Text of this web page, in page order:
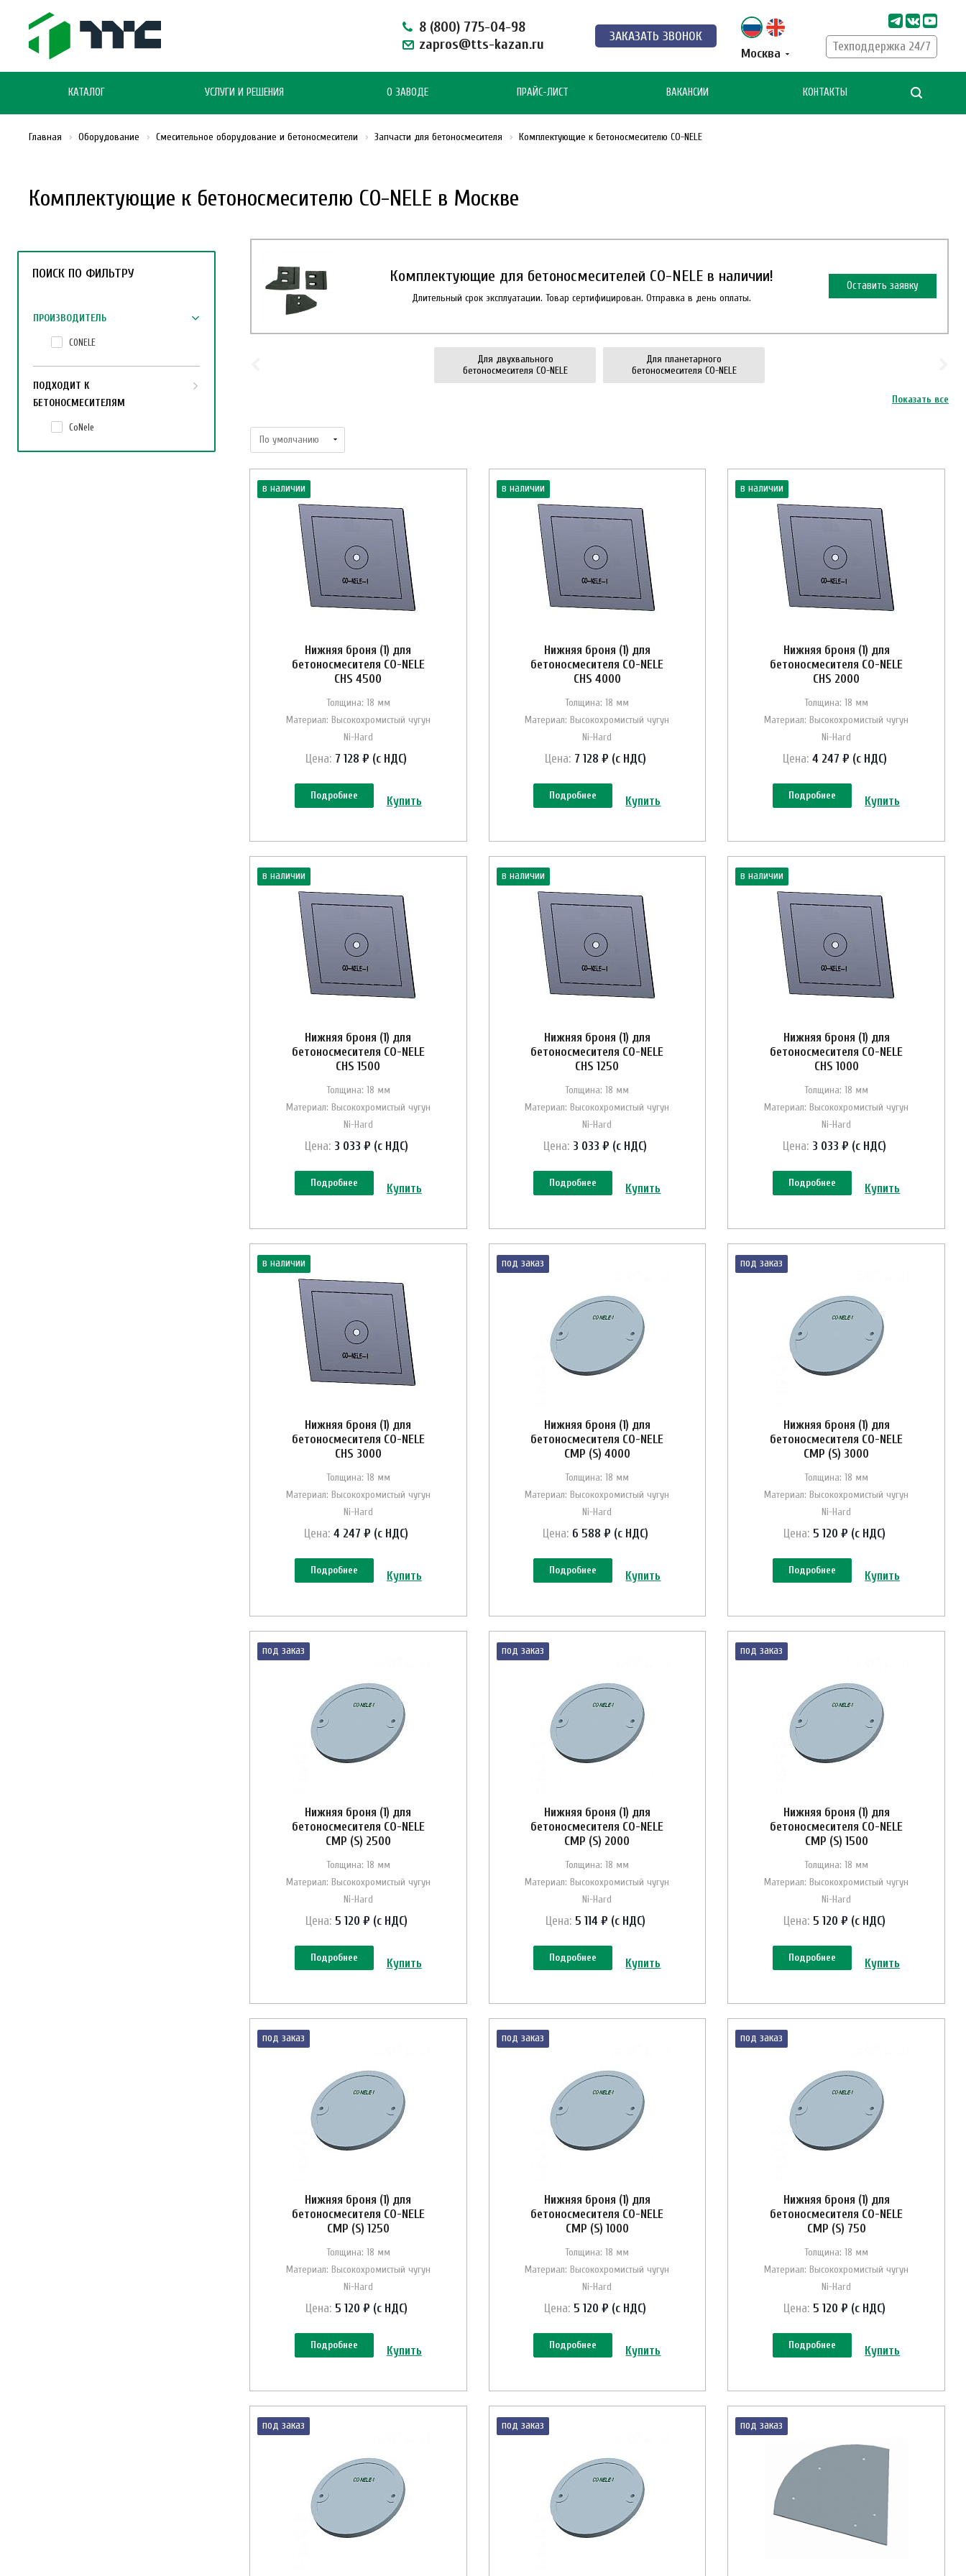
8 (800) 775-04-98
zapros@tts-kazan.ru
ЗАКАЗАТЬ ЗВОНОК
Москва
Техподдержка 24/7
КАТАЛОГ УСЛУГИ И РЕШЕНИЯ О ЗАВОДЕ ПРАЙС-ЛИСТ ВАКАНСИИ КОНТАКТЫ
Комплектующие к бетоносмесителю CO-NELE в Москве
Главная Оборудование Смесительное оборудование и бетоносмесители Запчасти для бетоносмесителя Комплектующие к бетоносмесителю CO-NELE
Комплектующие для бетоносмесителей CO-NELE в наличии!
Длительный срок эксплуатации. Товар сертифицирован. Отправка в день оплаты.
Оставить заявку
Для двухвального
бетоносмесителя CO-NELE
Для планетарного
бетоносмесителя CO-NELE
Показать все
в наличии
Нижняя броня (1) для
бетоносмесителя CO-NELE
CHS 4500
Толщина: 18 мм
Материал: Высокохромистый чугун
Ni-Hard
Цена: 7 128 ₽ (с НДС)
Подробнее Купить
в наличии
Нижняя броня (1) для
бетоносмесителя CO-NELE
CHS 4000
Толщина: 18 мм
Материал: Высокохромистый чугун
Ni-Hard
Цена: 7 128 ₽ (с НДС)
Подробнее Купить
в наличии
Нижняя броня (1) для
бетоносмесителя CO-NELE
CHS 2000
Толщина: 18 мм
Материал: Высокохромистый чугун
Ni-Hard
Цена: 4 247 ₽ (с НДС)
Подробнее Купить
в наличии
Нижняя броня (1) для
бетоносмесителя CO-NELE
CHS 1500
Толщина: 18 мм
Материал: Высокохромистый чугун
Ni-Hard
Цена: 3 033 ₽ (с НДС)
Подробнее Купить
в наличии
Нижняя броня (1) для
бетоносмесителя CO-NELE
CHS 1250
Толщина: 18 мм
Материал: Высокохромистый чугун
Ni-Hard
Цена: 3 033 ₽ (с НДС)
Подробнее Купить
в наличии
Нижняя броня (1) для
бетоносмесителя CO-NELE
CHS 1000
Толщина: 18 мм
Материал: Высокохромистый чугун
Ni-Hard
Цена: 3 033 ₽ (с НДС)
Подробнее Купить
в наличии
Нижняя броня (1) для
бетоносмесителя CO-NELE
CHS 3000
Толщина: 18 мм
Материал: Высокохромистый чугун
Ni-Hard
Цена: 4 247 ₽ (с НДС)
Подробнее Купить
под заказ
Нижняя броня (1) для
бетоносмесителя CO-NELE
CMP (S) 4000
Толщина: 18 мм
Материал: Высокохромистый чугун
Ni-Hard
Цена: 6 588 ₽ (с НДС)
Подробнее Купить
под заказ
Нижняя броня (1) для
бетоносмесителя CO-NELE
CMP (S) 3000
Толщина: 18 мм
Материал: Высокохромистый чугун
Ni-Hard
Цена: 5 120 ₽ (с НДС)
Подробнее Купить
под заказ
Нижняя броня (1) для
бетоносмесителя CO-NELE
CMP (S) 2500
Толщина: 18 мм
Материал: Высокохромистый чугун
Ni-Hard
Цена: 5 120 ₽ (с НДС)
Подробнее Купить
под заказ
Нижняя броня (1) для
бетоносмесителя CO-NELE
CMP (S) 2000
Толщина: 18 мм
Материал: Высокохромистый чугун
Ni-Hard
Цена: 5 114 ₽ (с НДС)
Подробнее Купить
под заказ
Нижняя броня (1) для
бетоносмесителя CO-NELE
CMP (S) 1500
Толщина: 18 мм
Материал: Высокохромистый чугун
Ni-Hard
Цена: 5 120 ₽ (с НДС)
Подробнее Купить
под заказ
Нижняя броня (1) для
бетоносмесителя CO-NELE
CMP (S) 1250
Толщина: 18 мм
Материал: Высокохромистый чугун
Ni-Hard
Цена: 5 120 ₽ (с НДС)
Подробнее Купить
под заказ
Нижняя броня (1) для
бетоносмесителя CO-NELE
CMP (S) 1000
Толщина: 18 мм
Материал: Высокохромистый чугун
Ni-Hard
Цена: 5 120 ₽ (с НДС)
Подробнее Купить
под заказ
Нижняя броня (1) для
бетоносмесителя CO-NELE
CMP (S) 750
Толщина: 18 мм
Материал: Высокохромистый чугун
Ni-Hard
Цена: 5 120 ₽ (с НДС)
Подробнее Купить
под заказ под заказ под заказ
ПОИСК ПО ФИЛЬТРУ
ПРОИЗВОДИТЕЛЬ
CONELE
ПОДХОДИТ К
БЕТОНОСМЕСИТЕЛЯМ
CoNele